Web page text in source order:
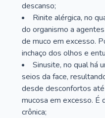
descanso;
Rinite alérgica, no
do organismo a
de muco em excesso.
inchaço dos olhos e
Sinusite, no qual há
seios da face,
desde desconfortos
mucosa em excesso. É
crônica;